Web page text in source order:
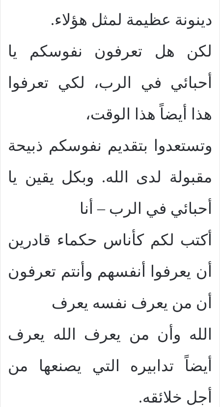
دينونة عظيمة لمثل هؤلاء.
لكن هل تعرفون نفوسكم يا
أحبائي في الرب، لكي تعرفوا
هذا أيضاً هذا الوقت،
وتستعدوا بتقديم نفوسكم ذبيحة
مقبولة لدى الله. وبكل يقين يا
أحبائي في الرب – أنا
أكتب لكم كأناس حكماء قادرين
أن يعرفوا أنفسهم وأنتم تعرفون
أن من يعرف نفسه يعرف
الله وأن من يعرف الله يعرف
أيضاً تدابيره التي يصنعها من
أجل خلائقه.